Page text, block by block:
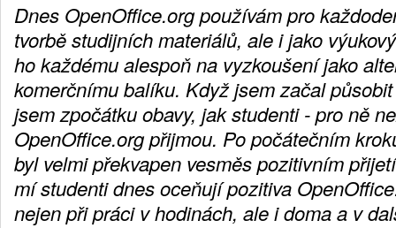
Dnes OpenOffice.org používám pro
tvorbě studijních materiálů, ale i jako
ho každému alespoň na vyzkoušení jako
komerčnímu balíku. Když jsem začal
jsem zpočátku obavy, jak studenti - pro ně
OpenOffice.org přijmou. Po počátečním
byl velmi překvapen vesměs pozitivním
mí studenti dnes oceňují pozitiva
nejen při práci v hodinách, ale i doma a v